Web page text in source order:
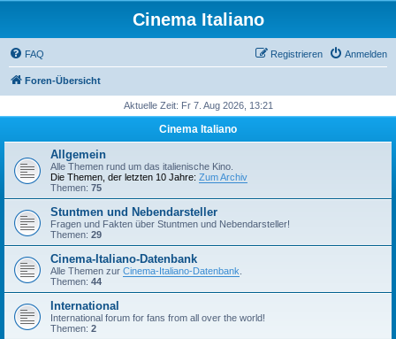
Cinema Italiano
FAQ Anmelden
Registrieren
Foren-Übersicht
Aktuelle Zeit: Fr 7. Aug 2026, 13:21
Cinema Italiano
Allgemein
Alle Themen rund um das italienische Kino.
Die Themen, der letzten 10 Jahre: Zum Archiv
Themen: 75
Stuntmen und Nebendarsteller
Fragen und Fakten über Stuntmen und Nebendarsteller!
Themen: 29
Cinema-Italiano-Datenbank
Alle Themen zur Cinema-Italiano-Datenbank
Themen: 44
International
International forum for fans from all over the world!
Themen: 2